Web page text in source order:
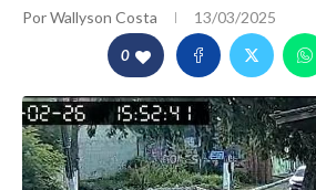
PorWallyson Costa 13/03/2025
0